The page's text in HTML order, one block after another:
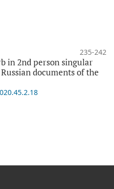
235-242
in 2nd person singular
documents of the